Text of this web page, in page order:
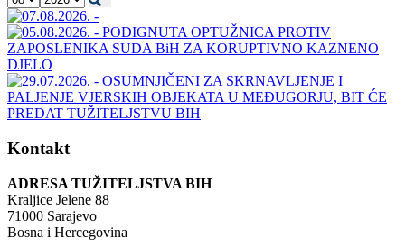
Kontakt
ADRESA TUŽITELJSTVA BIH
Kraljice Jelene 88
71000 Sarajevo
Bosna i Hercegovina